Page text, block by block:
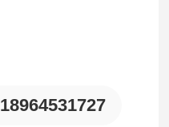
18964531727